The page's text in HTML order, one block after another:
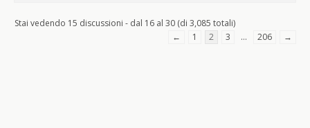
Stai vedendo 15 discussioni - dal 16 al 30 (di 3,085 totali)
←
1 2 3 … 206 →